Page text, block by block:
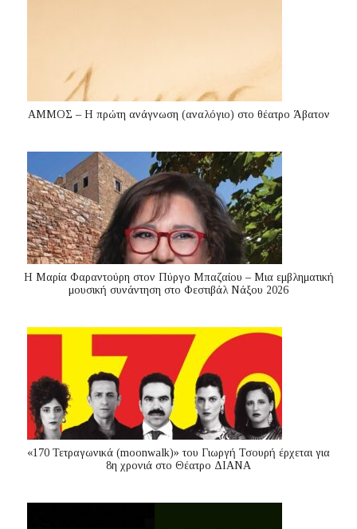
ΑΜΜΟΣ – Η πρώτη ανάγνωση (αναλόγιο) στο θέατρο Άβατον
Η Μαρία Φαραντούρη στον Πύργο Μπαζαίου – Μια εμβληματική
μουσική συνάντηση στο Φεστιβάλ Νάξου 2026
«170 Τετραγωνικά (moonwalk)» του Γιωργή Τσουρή έρχεται για
8η χρονιά στο Θέατρο ΔΙΑΝΑ